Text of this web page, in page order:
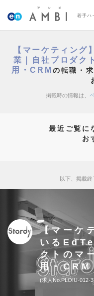
若手ハ
【マーケティン
業｜自社プロダク
用・CRM の転職・
掲載時の情報は、
最近ご覧に
お
以下、掲載終
【マーケ
いる
クトのマ
用・CRM
求人No.PLOIU-012-3